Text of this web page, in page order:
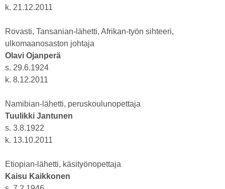
k. 21.12.2011
Rovasti, Tansanian-lähetti, Afrikan-työn sihteeri,
ulkomaanosaston johtaja
Olavi Ojanperä
s. 29.6.1924
k. 8.12.2011
Namibian-lähetti, peruskoulunopettaja
Tuulikki Jantunen
s. 3.8.1922
k. 13.10.2011
Etiopian-lähetti, käsityönopettaja
Kaisu Kaikkonen